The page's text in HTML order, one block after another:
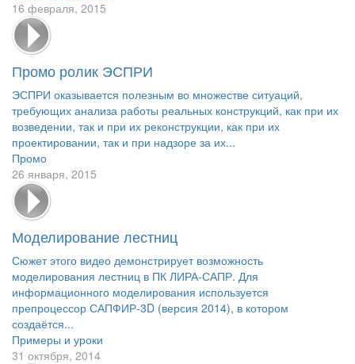
16 февраля, 2015
Промо ролик ЭСПРИ
ЭСПРИ оказывается полезным во множестве ситуаций,
требующих анализа работы реальных конструкций, как при их
возведении, так и при их реконструкции, как при их
проектировании, так и при надзоре за их...
Промо
26 января, 2015
Моделирование лестниц
Сюжет этого видео демонстрирует возможность
моделирования лестниц в ПК ЛИРА-САПР. Для
информационного моделирования используется
препроцессор САПФИР-3D (версия 2014), в котором
создаётся...
Примеры и уроки
31 октября, 2014